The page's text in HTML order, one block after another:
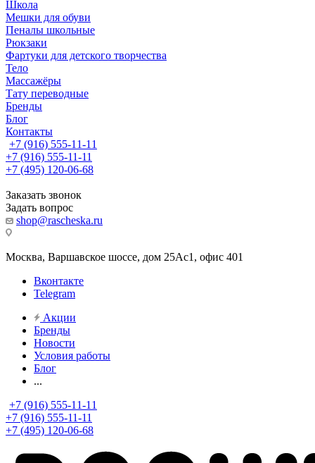
Школа
Мешки для обуви
Пеналы школьные
Рюкзаки
Фартуки для детского творчества
Тело
Массажёры
Тату переводные
Бренды
Блог
Контакты
+7 (916) 555-11-11
+7 (916) 555-11-11
+7 (495) 120-06-68
Заказать звонок
Задать вопрос
shop@rascheska.ru
Москва, Варшавское шоссе, дом 25Аc1, офис 401
Вконтакте
Telegram
Акции
Бренды
Новости
Условия работы
Блог
...
+7 (916) 555-11-11
+7 (916) 555-11-11
+7 (495) 120-06-68